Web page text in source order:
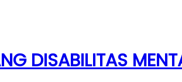
DISABILITAS